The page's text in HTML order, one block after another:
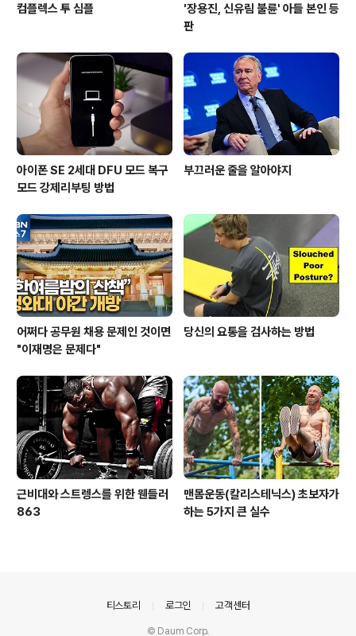
컴플렉스 투 심플
'장용진, 신유림 불륜' 아들 본인 등
판
아이폰 SE 2세대 DFU 모드 복구
모드 강제리부팅 방법
부끄러운 줄을 알아야지
어쩌다 공무원 채용 문제인 것이면
"이재명은 문제다"
당신의 요통을 검사하는 방법
근비대와 스트렝스를 위한 웬들러
863
맨몸운동(칼리스테닉스) 초보자가
하는 5가지 큰 실수
티스토리 로그인 고객센터
© Daum Corp.